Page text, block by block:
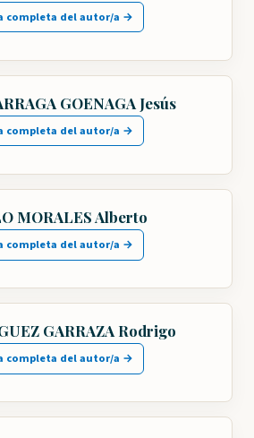
completa del autor/a →
GOENAGA Jesús
completa del autor/a →
MORALES Alberto
completa del autor/a →
GARRAZA Rodrigo
completa del autor/a →